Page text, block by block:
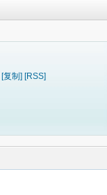
[复制] [RSS]